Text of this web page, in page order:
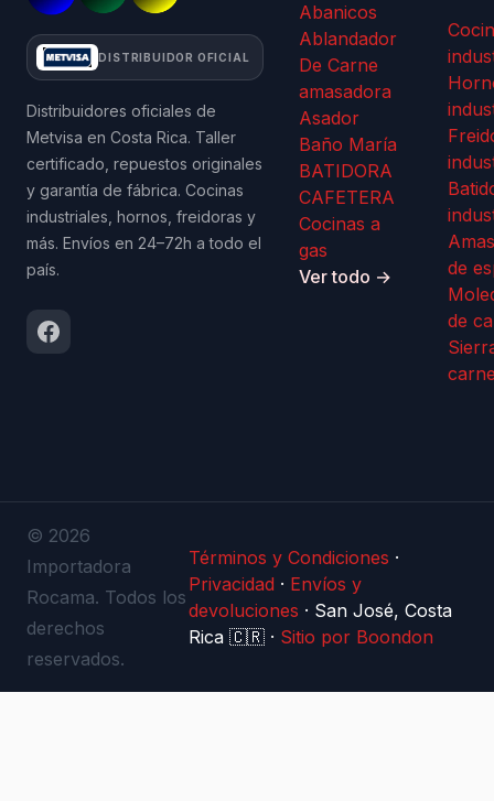
DISTRIBUIDOR OFICIAL
Distribuidores oficiales de
Metvisa en Costa Rica. Taller
certificado, repuestos originales
y garantía de fábrica. Cocinas
industriales, hornos, freidoras y
más. Envíos en 24–72h a todo el
país.
Abanicos
Ablandador
De Carne
amasadora
Asador
Baño María
BATIDORA
CAFETERA
Cocinas a
gas
Ver todo →
de
de
© 2026
Importadora
Rocama. Todos los
derechos
reservados.
Términos y Condiciones ·
Privacidad · Envíos y
devoluciones · San José, Costa
Rica 🇨🇷 · Sitio por Boondon